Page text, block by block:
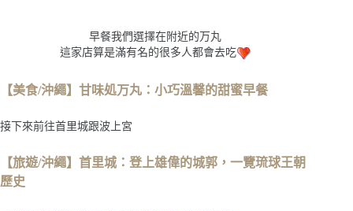
早餐我們選擇在附近的万丸
這家店算是滿有名的很多人都會去吃
【美食/沖繩】甘味処万丸：小巧溫馨的甜蜜早餐
接下來前往首里城跟波上宮
【旅遊/沖繩】首里城：登上雄偉的城郭，一覽琉球王朝
歷史